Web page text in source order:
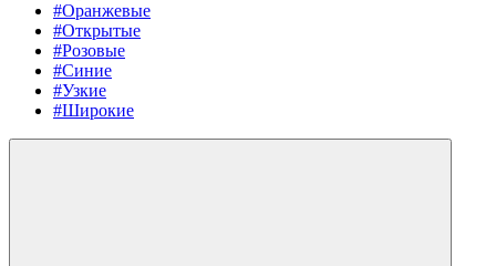
#Оранжевые
#Открытые
#Розовые
#Синие
#Узкие
#Широкие